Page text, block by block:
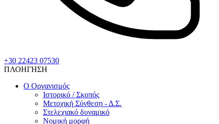
+30 22423 07530
ΠΛΟΗΓΗΣΗ
Ο Οργανισμός
Ιστορικό / Σκοπός
Μετοχική Σύνθεση - Δ.Σ.
Στελεχιακό δυναμικό
Νομική μορφή